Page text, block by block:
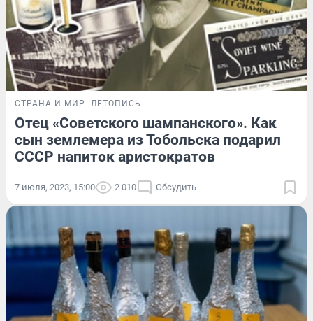
СТРАНА И МИР ЛЕТОПИСЬ
Отец «Советского шампанского». Как
сын землемера из Тобольска подарил
СССР напиток аристократов
7 июля, 2023, 15:00 2 010 Обсудить